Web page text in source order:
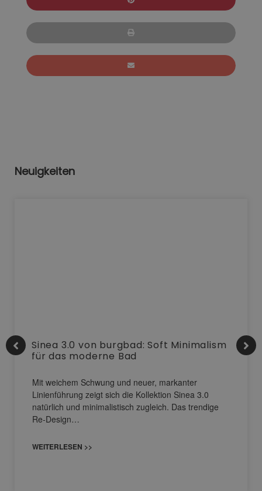
Neuigkeiten
Sinea 3.0 von burgbad: Soft Minimalism
für das moderne Bad
Mit weichem Schwung und neuer, markanter
Linienführung zeigt sich die Kollektion Sinea 3.0
natürlich und minimalistisch zugleich. Das trendige
Re-Design…
WEITERLESEN >>